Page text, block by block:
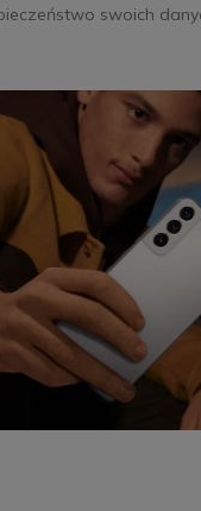
swoich